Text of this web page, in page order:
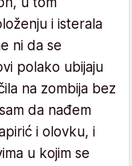
i isterala
ni da se
polako ubijaju
na zombija bez
da nađem
i olovku, i
u kojim se